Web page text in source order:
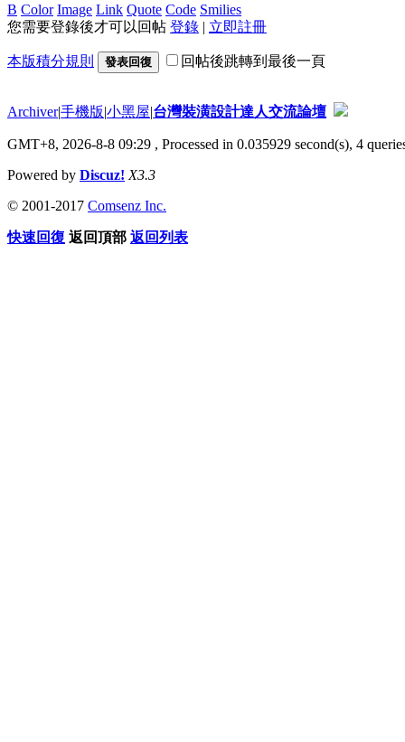
B Color Image Link Quote Code Smilies
您需要登錄後才可以回帖 登錄 | 立即註冊
本版積分規則 發表回復 回帖後跳轉到最後一頁
Archiver|手機版|小黑屋|台灣裝潢設計達人交流論壇
GMT+8, 2026-8-8 09:29 , Processed in 0.035929 second(s), 4
Powered by Discuz! X3.3
© 2001-2017 Comsenz Inc.
快速回復 返回頂部 返回列表